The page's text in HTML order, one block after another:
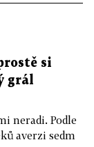
si
grál
neradi. Podle
averzi sedm